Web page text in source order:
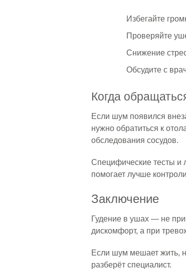
Избегайте
Проверяйте
Снижение
Обсудите с
Когда
Если шум появился
нужно обратиться к
обследования сосудов.
Специфические тесты и
помогает лучше
Заключение
Гудение в ушах — не
дискомфорт, а при
Если шум мешает жить,
разберёт специалист.